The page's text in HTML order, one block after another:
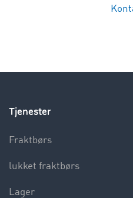
Tjenester
Fraktbørs
lukket fraktbørs
Lager